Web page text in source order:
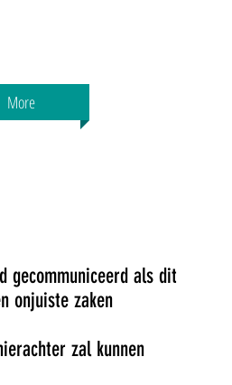
gecommuniceerd als dit
onjuiste zaken
zal kunnen
More